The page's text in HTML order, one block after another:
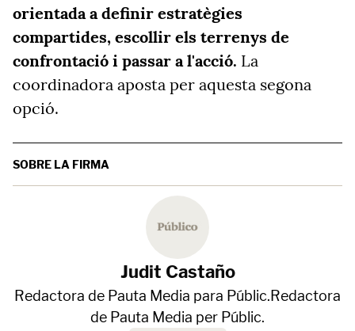
orientada a definir estratègies
compartides, escollir els terrenys de
confrontació i passar a l'acció. La
coordinadora aposta per aquesta segona
opció.
SOBRE LA FIRMA
Judit Castaño
Redactora de Pauta Media para Públic.Redactora
de Pauta Media per Públic.